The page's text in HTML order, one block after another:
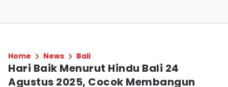
Home News Bali
Hari Baik Menurut Hindu Bali 24
Agustus 2025, Cocok Membangun